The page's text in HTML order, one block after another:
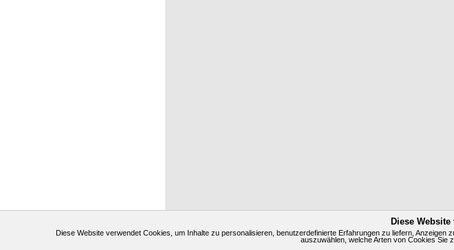
Diese
Diese Website verwendet Cookies, um Inhalte zu personalisieren, benutzerdefinierte Erfahrungen zu liefern,
auszuwählen, welche Arten von Cookies Sie